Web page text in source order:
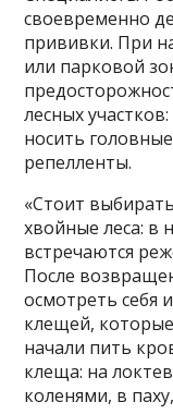
своевременно
прививки. При
или парковой
лесных
носить
репелленты.
«Стоит
хвойные леса: в
встречаются
После
осмотреть себя
клещей,
начали пить
клеща: на
коленями, в